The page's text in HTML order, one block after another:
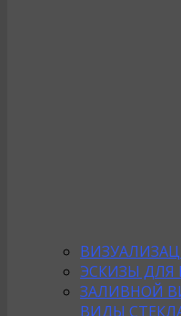
ЭСКИЗЫ ДЛЯ
ЗАЛИВНОЙ
ВИДЫ